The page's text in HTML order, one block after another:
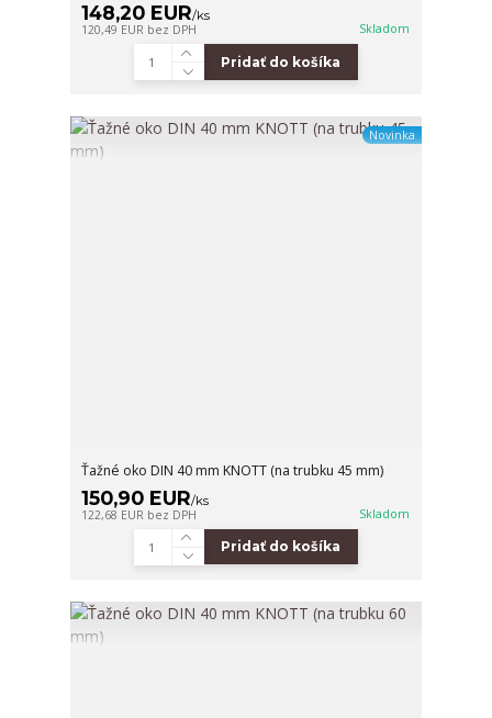
148,20 EUR/ks
120,49 EUR bez DPH Skladom
Pridať do košíka
Novinka
Ťažné oko DIN 40 mm KNOTT (na trubku 45 mm)
150,90 EUR/ks
122,68 EUR bez DPH Skladom
Pridať do košíka